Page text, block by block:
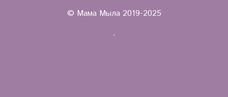
© Мама Мыла 2019-2025
.